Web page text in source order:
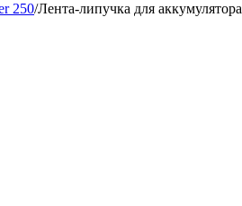
250/Лента-липучка для аккумулятора